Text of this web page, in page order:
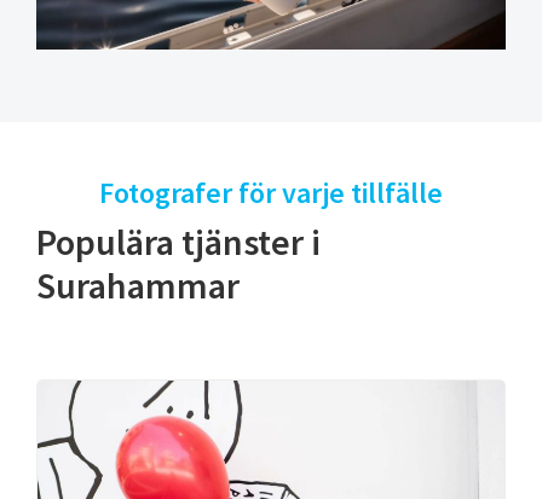
Fotografer för varje tillfälle
Populära tjänster i
Surahammar